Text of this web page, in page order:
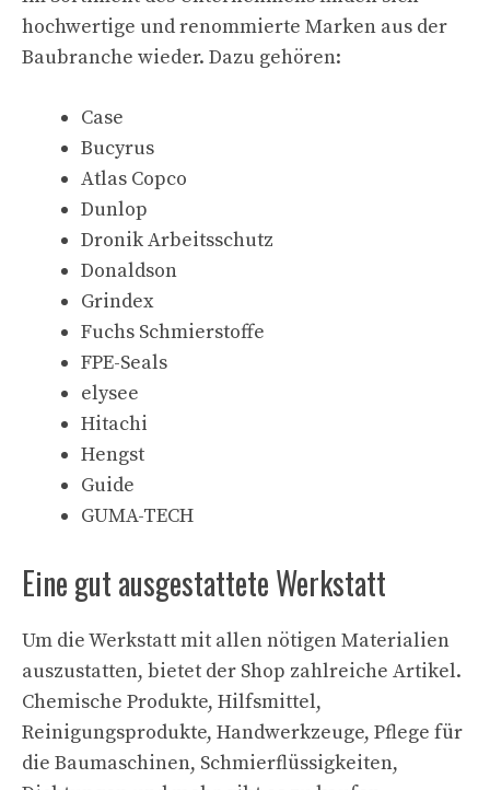
hochwertige und renommierte Marken aus der
Baubranche wieder. Dazu gehören:
Case
Bucyrus
Atlas Copco
Dunlop
Dronik Arbeitsschutz
Donaldson
Grindex
Fuchs Schmierstoffe
FPE-Seals
elysee
Hitachi
Hengst
Guide
GUMA-TECH
Eine gut ausgestattete Werkstatt
Um die Werkstatt mit allen nötigen Materialien
auszustatten, bietet der Shop zahlreiche Artikel.
Chemische Produkte, Hilfsmittel,
Reinigungsprodukte, Handwerkzeuge, Pflege für
die Baumaschinen, Schmierflüssigkeiten,